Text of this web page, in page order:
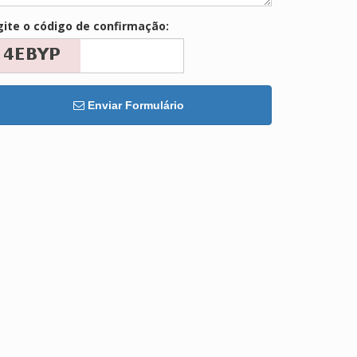
o código de confirmação:
Enviar Formulário